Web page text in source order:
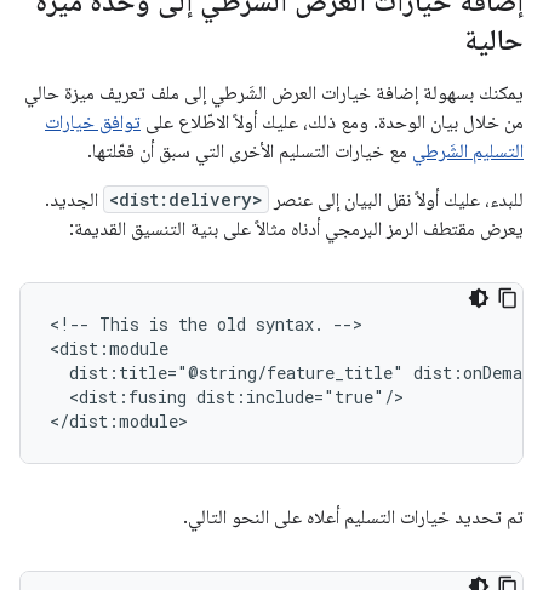
حالية
يمكنك بسهولة إضافة خيارات العرض الشَرطي إلى ملف تعريف ميزة حالي
من خلال بيان الوحدة. ومع ذلك، عليك أولاً الاطّلاع على توافق خيارات
التسليم الشَرطي مع خيارات التسليم الأخرى التي سبق أن فعّلتها.
للبدء، عليك أولاً نقل البيان إلى عنصر
<dist:delivery> الجديد.
يعرض مقتطف الرمز البرمجي أدناه مثالاً على بنية التنسيق القديمة:
<!-- This is the old syntax.
-->
dist:title="@string/feature_title"
<dist:fusing dist:include="true"/>
تم تحديد خيارات التسليم أعلاه على النحو التالي.